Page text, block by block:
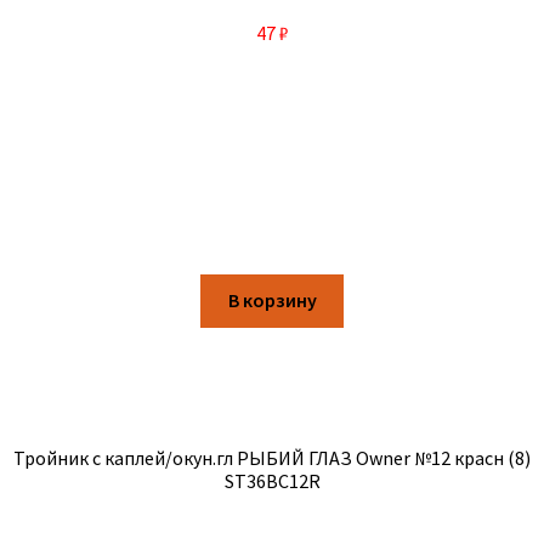
47₽
В корзину
Тройник с каплей/окун.гл РЫБИЙ ГЛАЗ Owner №12 красн (8)
ST36BC12R